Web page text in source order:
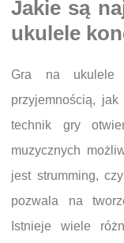
Jakie są
ukulele
Gra na ukulele
przyjemnością,
technik gry
muzycznych
jest strumming,
pozwala na
Istnieje wiele